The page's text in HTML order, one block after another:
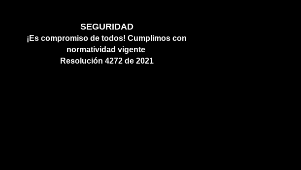
SEGURIDAD
¡Es compromiso de todos!Cumplimos con
normatividad vigente
Resolución 4272 de 2021